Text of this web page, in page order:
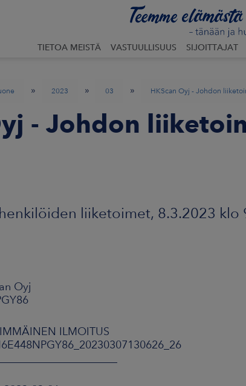
TIETOA MEISTÄ VASTUULLISUUS SIJOITTAJAT
» 2023 » 03 » HKScan Oyj - Johdon
- Johdon
liiketoimet, 8.3.2023 klo
Oyj
ILMOITUS